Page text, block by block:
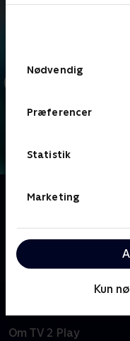
Nødvendig
Præferencer
Statistik
Marketing
Kun
Om Jo færre jo bedre
Nu skal der quizzes!
håb om at gå hele
pengepræmien.
Om TV 2 Play